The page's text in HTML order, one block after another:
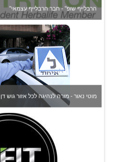
מוטי נאור - מורה לנהיגה לכל אזור גוש דן